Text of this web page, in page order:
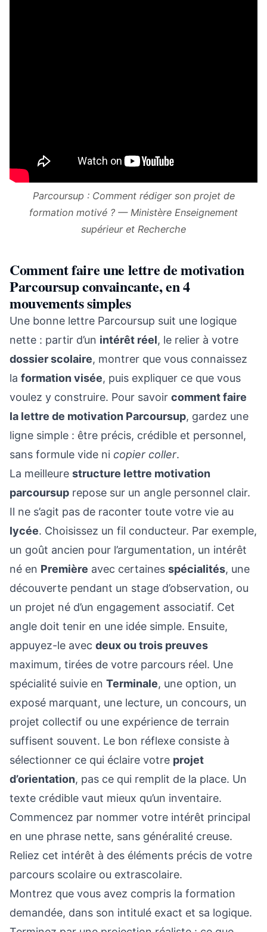
Parcoursup : Comment rédiger son projet de
formation motivé ? — Ministère Enseignement
supérieur et Recherche
Comment faire une lettre de motivation
Parcoursup convaincante, en 4
mouvements simples
Une bonne lettre Parcoursup suit une logique
nette : partir d’un intérêt réel, le relier à votre
dossier scolaire, montrer que vous connaissez
la formation visée, puis expliquer ce que vous
voulez y construire. Pour savoir comment faire
la lettre de motivation Parcoursup, gardez une
ligne simple : être précis, crédible et personnel,
sans formule vide ni copier coller.
La meilleure structure lettre motivation
parcoursup repose sur un angle personnel clair.
Il ne s’agit pas de raconter toute votre vie au
lycée. Choisissez un fil conducteur. Par exemple,
un goût ancien pour l’argumentation, un intérêt
né en Première avec certaines spécialités, une
découverte pendant un stage d’observation, ou
un projet né d’un engagement associatif. Cet
angle doit tenir en une idée simple. Ensuite,
appuyez-le avec deux ou trois preuves
maximum, tirées de votre parcours réel. Une
spécialité suivie en Terminale, une option, un
exposé marquant, une lecture, un concours, un
projet collectif ou une expérience de terrain
suffisent souvent. Le bon réflexe consiste à
sélectionner ce qui éclaire votre projet
d’orientation, pas ce qui remplit de la place. Un
texte crédible vaut mieux qu’un inventaire.
Commencez par nommer votre intérêt principal
en une phrase nette, sans généralité creuse.
Reliez cet intérêt à des éléments précis de votre
parcours scolaire ou extrascolaire.
Montrez que vous avez compris la formation
demandée, dans son intitulé exact et sa logique.